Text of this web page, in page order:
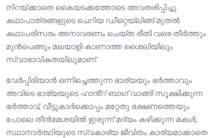
നിറയ്ക്കാതെ കൈയടക്കത്തോടെ അവതരിപ്പിച്ചു.
കഥാപാത്രങ്ങളുടെ ചെറിയ ഡീറ്റെയ്ലിങ്ങ് മുതൽ
കഥാപരിസരം അനാവരണം ചെയ്ത രീതി വരെ തീർത്തും
മുൻപെങ്ങും മലയാളി കാണാത്ത ശൈലിയിലും
സ്വാഭാവികതയിലുമാണ്.
വേർപ്പിരിയാൻ ഒന്നിച്ചെത്തുന്ന ഭാര്യയും ഭർത്താവും
അവിടെ ഭാര്യയുടെ ഹാൻ്റ് ബാഗ് വാങ്ങി സൂക്ഷിക്കുന്ന
ഭർത്താവ്, വീട്ടുകാർക്കൊപ്പം മറ്റേതു ഭക്ഷണത്തെയും
പോലെ തീൻമേശയിൽ ഇരുന്ന് മദ്യം കഴിക്കുന്ന മകൾ,
സ്ഥാനാർത്ഥിയുടെ സ്വകാര്യ ജീവിതം കാര്യമാക്കാതെ